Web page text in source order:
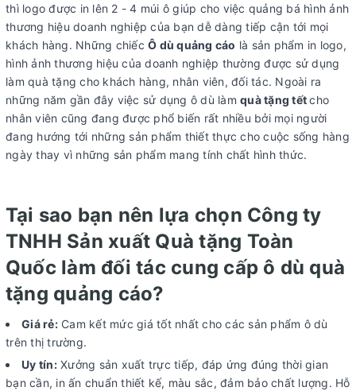
thì logo được in lên 2 - 4 múi ô giúp cho việc quảng bá hình ảnh
thương hiệu doanh nghiệp của bạn dễ dàng tiếp cận tới mọi
khách hàng. Những chiếc Ô dù quảng cáo là sản phẩm in logo,
hình ảnh thương hiệu của doanh nghiệp thường được sử dụng
làm quà tặng cho khách hàng, nhân viên, đối tác. Ngoài ra
những năm gần đây việc sử dụng ô dù làm quà tặng tếtcho
nhân viên cũng đang được phổ biến rất nhiều bởi mọi người
đang hướng tới những sản phẩm thiết thực cho cuộc sống hàng
ngày thay vì những sản phẩm mang tính chất hình thức.
Tại sao bạn nên lựa chọn Công ty
TNHH Sản xuất Quà tặng Toàn
Quốc làm đối tác cung cấp ô dù quà
tặng quảng cáo?
Giá rẻ:Cam kết mức giá tốt nhất cho các sản phẩm ô dù
trên thị trường.
Uy tín:Xưởng sản xuất trực tiếp, đáp ứng đúng thời gian
bạn cần, in ấn chuẩn thiết kế, màu sắc, đảm bảo chất lượng. Hỗ